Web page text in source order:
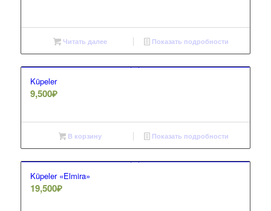
Читать далее Показать подробности
Küpeler
9,500₽
В корзину Показать подробности
Küpeler «Elmira»
19,500₽